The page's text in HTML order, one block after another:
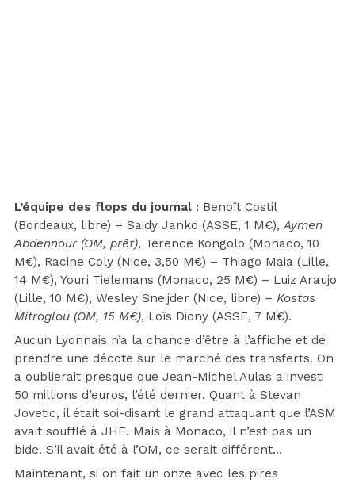
L’équipe des flops du journal : Benoît Costil
(Bordeaux, libre) – Saidy Janko (ASSE, 1 M€),Aymen
Abdennour (OM, prêt), Terence Kongolo (Monaco, 10
M€), Racine Coly (Nice, 3,50 M€) – Thiago Maia (Lille,
14 M€), Youri Tielemans (Monaco, 25 M€) – Luiz Araujo
(Lille, 10 M€), Wesley Sneijder (Nice, libre) – Kostas
Mitroglou (OM, 15 M€), Loïs Diony (ASSE, 7 M€).
Aucun Lyonnais n’a la chance d’être à l’affiche et de
prendre une décote sur le marché des transferts. On
a oublierait presque que Jean-Michel Aulas a investi
50 millions d’euros, l’été dernier. Quant à Stevan
Jovetic, il était soi-disant le grand attaquant que l’ASM
avait soufflé à JHE. Mais à Monaco, il n’est pas un
bide. S’il avait été à l’OM, ce serait différent…
Maintenant, si on fait un onze avec les pires